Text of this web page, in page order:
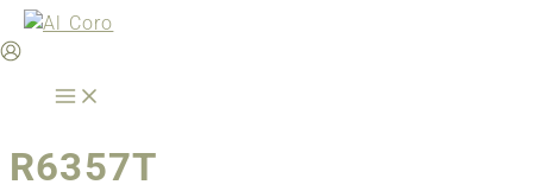
Zum
Inhalt
R6357T